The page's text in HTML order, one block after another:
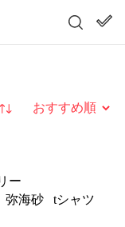
び替え
ー
弥海砂
tシャツ